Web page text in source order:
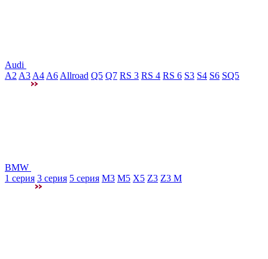
Audi
A2 A3 A4 A6 Allroad Q5 Q7 RS 3 RS 4 RS 6 S3 S4 S6 SQ5
BMW
1 серия 3 серия 5 серия M3 М5 X5 Z3 Z3 M